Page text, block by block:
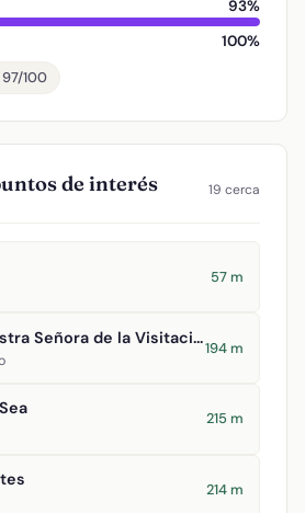
93%
100%
100
de interés 19 cerca
57 m
Iglesia Nuestra Señora de la Visitación
194 m
215 m
214 m